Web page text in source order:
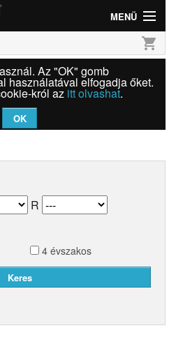
MENÜ
shopping_cart
Az "OK" gomb
használatával elfogadja őket.
król az itt olvashat.
OK
R
4 évszakos